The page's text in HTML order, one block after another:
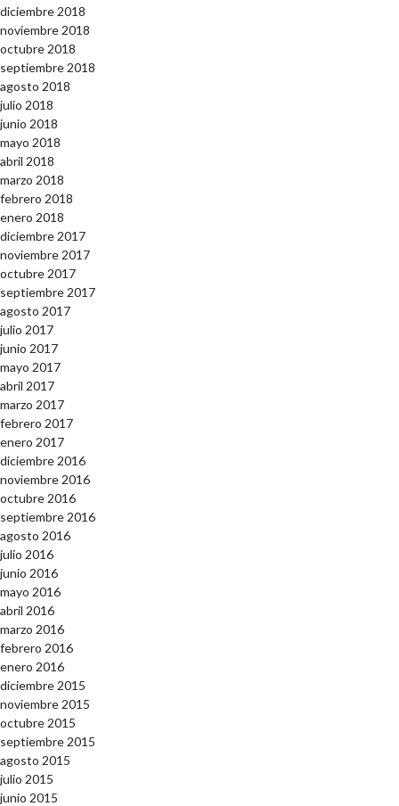
diciembre 2018
noviembre 2018
octubre 2018
septiembre 2018
agosto 2018
julio 2018
junio 2018
mayo 2018
abril 2018
marzo 2018
febrero 2018
enero 2018
diciembre 2017
noviembre 2017
octubre 2017
septiembre 2017
agosto 2017
julio 2017
junio 2017
mayo 2017
abril 2017
marzo 2017
febrero 2017
enero 2017
diciembre 2016
noviembre 2016
octubre 2016
septiembre 2016
agosto 2016
julio 2016
junio 2016
mayo 2016
abril 2016
marzo 2016
febrero 2016
enero 2016
diciembre 2015
noviembre 2015
octubre 2015
septiembre 2015
agosto 2015
julio 2015
junio 2015